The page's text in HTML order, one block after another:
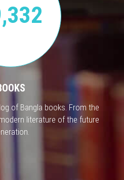
of Bangla books. From the
literature of the future